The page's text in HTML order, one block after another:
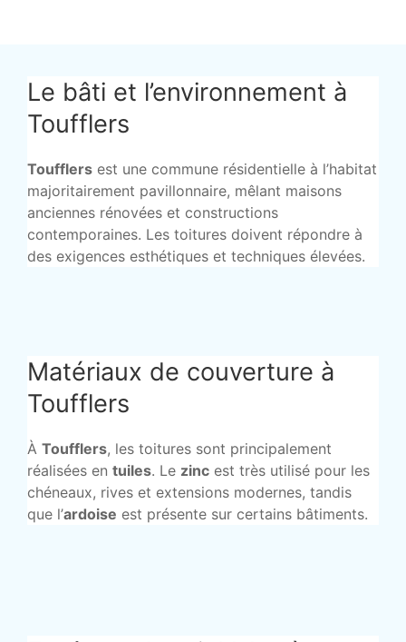
Le bâti et l’environnement à
Toufflers
Toufflers est une commune résidentielle à l’habitat
majoritairement pavillonnaire, mêlant maisons
anciennes rénovées et constructions
contemporaines. Les toitures doivent répondre à
des exigences esthétiques et techniques élevées.
Matériaux de couverture à
Toufflers
À Toufflers, les toitures sont principalement
réalisées en tuiles. Le zinc est très utilisé pour les
chéneaux, rives et extensions modernes, tandis
que l’ardoise est présente sur certains bâtiments.